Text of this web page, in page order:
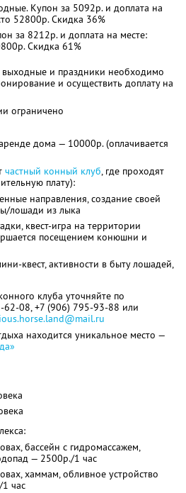
Купон за 5092р. и доплата на
52800р. Скидка 36%
за 8212р. и доплата на месте:
Скидка 61%
выходные и праздники необходимо
и осуществить доплату на
ограничено
дома — 10000р. (оплачивается
частный конный клуб, где проходят
плату):
направления, создание своей
лошади из лыка
квест-игра на территории
посещением конюшни и
квест, активности в быту лошадей,
клуба уточняйте по
62-08, +7 (906) 795-93-88 или
находится уникальное место —
бассейн с гидромассажем,
— 2500р./1 час
хаммам, обливное устройство
час